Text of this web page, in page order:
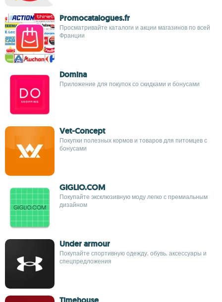
Promocatalogues.fr
Просматривайте каталоги и акции магазинов по всей
Франции
Domina
Приложение для покупок со скидками и бонусами
Vet-Concept
Покупки полезных кормов и товаров для питомцев с
бонусами
GIGLIO.COM
Покупайте эксклюзивную моду легко с премиальным
дизайном
Under armour
Покупайте спортивную одежду, обувь, аксессуары и
спецпредложения